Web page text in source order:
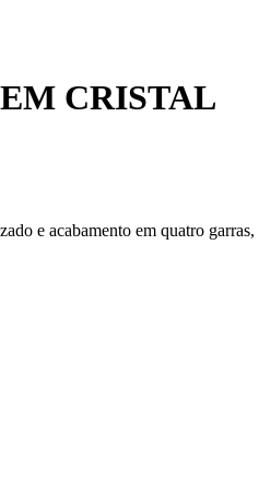
CRISTAL
e acabamento em quatro